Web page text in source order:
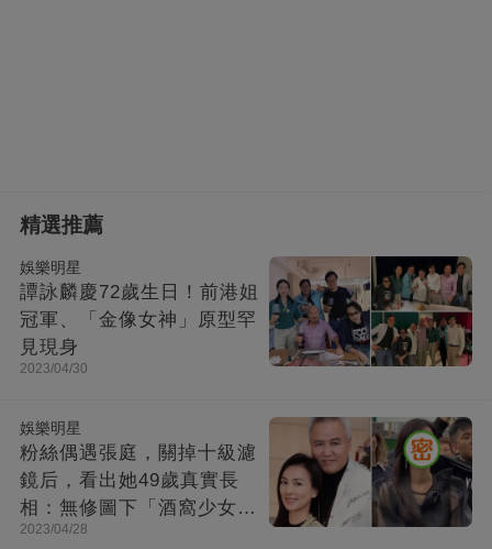
精選推薦
娛樂明星
譚詠麟慶72歲生日！前港姐
冠軍、「金像女神」原型罕
見現身
2023/04/30
娛樂明星
粉絲偶遇張庭，關掉十級濾
鏡后，看出她49歲真實長
相：無修圖下「酒窩少女」
人設不再
2023/04/28